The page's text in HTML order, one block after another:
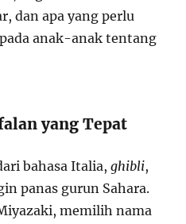
dan apa yang perlu
anak-anak tentang
yang Tepat
bahasa Italia,ghibli,
panas gurun Sahara.
memilih nama